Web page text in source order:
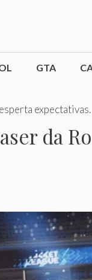
GTA
expectativas.
da